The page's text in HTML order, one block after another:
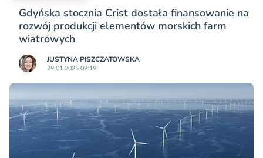
Gdyńska stocznia Crist dostała finansowanie na
rozwój produkcji elementów morskich farm
wiatrowych
JUSTYNA PISZCZATOWSKA
29.01.2025 09:19